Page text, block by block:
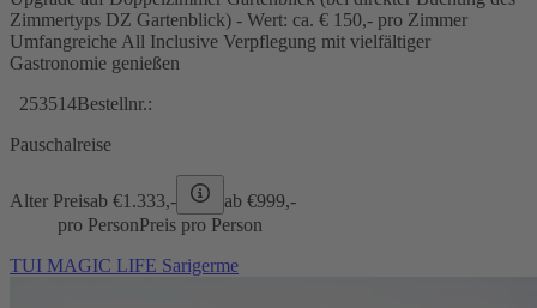
Zimmertyps DZ Gartenblick) - Wert: ca. € 150,- pro Zimmer
Umfangreiche All Inclusive Verpflegung mit vielfältiger
Gastronomie genießen
253514Bestellnr.:
Pauschalreise
Alter Preisab €1.333,- ab €999,-
pro PersonPreis pro Person
TUI MAGIC LIFE Sarigerme